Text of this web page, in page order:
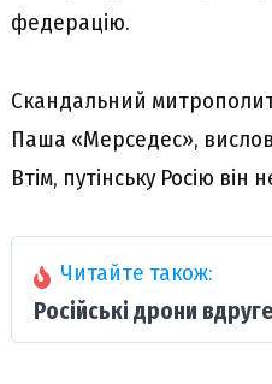
федерацію.
Скандальний
Паша «Мерседес»,
Втім, путінську Росію
Читайте також:
Російські дрони